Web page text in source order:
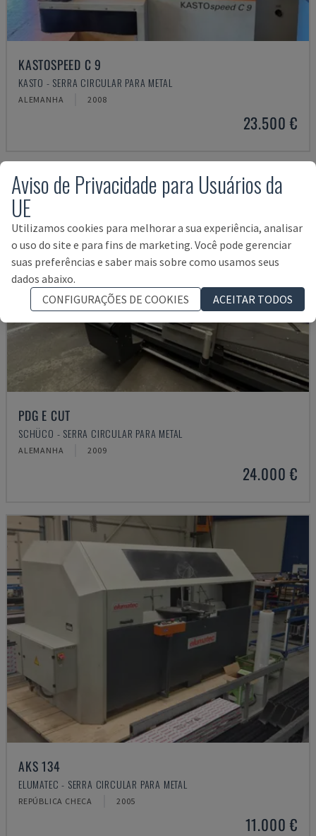
KASTOSPEED C 9
KASTO - SERRA CIRCULAR PARA METAL
ALEMANHA 2008
23.500 €
PDG E CUT
SCHÜCO - SERRA CIRCULAR PARA METAL
ALEMANHA 2009
24.000 €
AKS 134
ELUMATEC - SERRA CIRCULAR PARA METAL
REPÚBLICA CHECA 2005
11.000 €
Aviso de Privacidade para Usuários da
UE
Utilizamos cookies para melhorar a sua experiência, analisar
o uso do site e para fins de marketing. Você pode gerenciar
suas preferências e saber mais sobre como usamos seus
dados abaixo.
CONFIGURAÇÕES DE COOKIES
ACEITAR TODOS